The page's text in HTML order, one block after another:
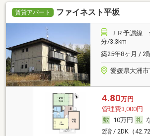
賃貸アパート ファイネスト平坂
ＪＲ予讃線
分/3.3km
築25年8ヶ月 / 2
愛媛県大洲市
4.80万円
管理費3,000円
10万円
2階 / 2DK（